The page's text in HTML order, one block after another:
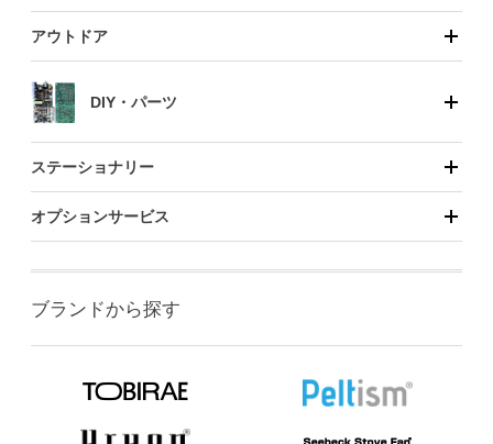
アウトドア
DIY・パーツ
ステーショナリー
オプションサービス
ブランドから探す